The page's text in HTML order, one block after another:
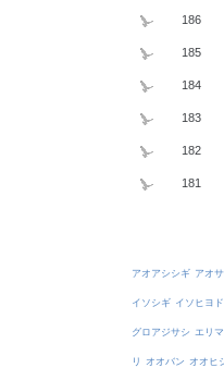
186
185
184
183
182
181
アオアシシギ アオ
イソシギ イソヒヨド
グロアジサシ エリ
リ オオバン オオヒ